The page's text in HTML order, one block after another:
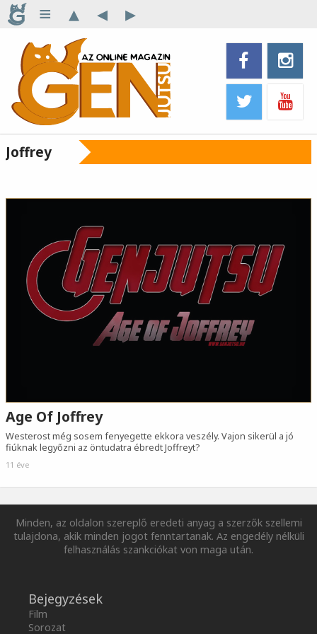
≡ ▴ ◂ ▸
Joffrey
Age Of Joffrey
Westerost még sosem fenyegette ekkora veszély. Vajon sikerül a jó
fiúknak legyőzni az öntudatra ébredt Joffreyt?
11 éve
Minden, az oldalon szereplő eredeti anyag a szerzők szellemi
tulajdona, akik minden jogot fenntartanak. Az engedély nélküli
felhasználás szankciókat von maga után.
Bejegyzések
Film
Sorozat